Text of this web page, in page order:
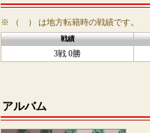
※ （ ） は地方転籍時の戦績です。
戦績
3戦 0勝
アルバム